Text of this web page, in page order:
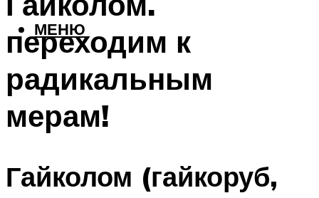
МЕНЮ
переходим к
радикальным
мерам!
Гайколом (гайкоруб,